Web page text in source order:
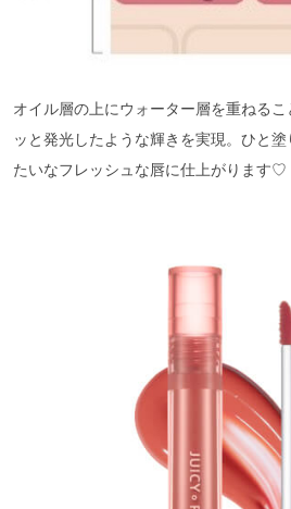
オイル層の上にウォーター層を重ねる
ッと発光したような輝きを実現。ひと
たいなフレッシュな唇に仕上がります♡